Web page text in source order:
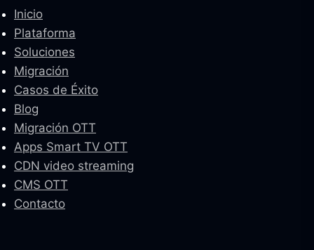
Inicio
Plataforma
Soluciones
Migración
Casos de Éxito
Blog
Migración OTT
Apps Smart TV OTT
CDN video streaming
CMS OTT
Contacto